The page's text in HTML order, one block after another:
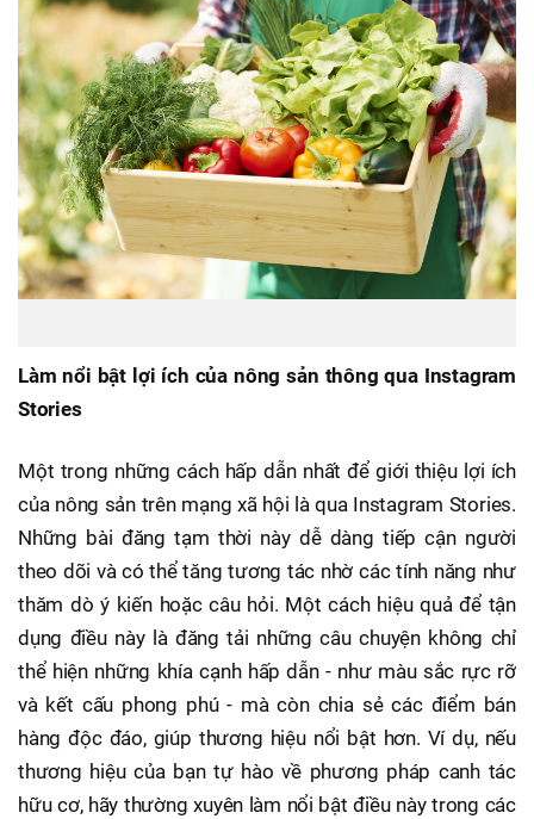
Làm nổi bật lợi ích của nông sản thông qua Instagram
Stories
Một trong những cách hấp dẫn nhất để giới thiệu lợi ích
của nông sản trên mạng xã hội là qua Instagram Stories.
Những bài đăng tạm thời này dễ dàng tiếp cận người
theo dõi và có thể tăng tương tác nhờ các tính năng như
thăm dò ý kiến hoặc câu hỏi. Một cách hiệu quả để tận
dụng điều này là đăng tải những câu chuyện không chỉ
thể hiện những khía cạnh hấp dẫn - như màu sắc rực rỡ
và kết cấu phong phú - mà còn chia sẻ các điểm bán
hàng độc đáo, giúp thương hiệu nổi bật hơn. Ví dụ, nếu
thương hiệu của bạn tự hào về phương pháp canh tác
hữu cơ, hãy thường xuyên làm nổi bật điều này trong các